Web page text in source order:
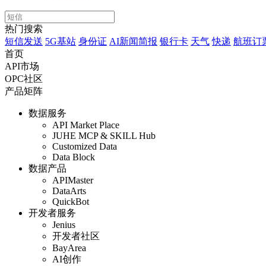
热门搜索
短信发送 5G基站 身份证 AI新闻简报 银行卡 天气 快递 航班订
首页
API市场
OPC社区
产品矩阵
数据服务
API Market Place
JUHE MCP & SKILL Hub
Customized Data
Data Block
数据产品
APIMaster
DataArts
QuickBot
开发者服务
Jenius
开发者社区
BayArea
AI创作